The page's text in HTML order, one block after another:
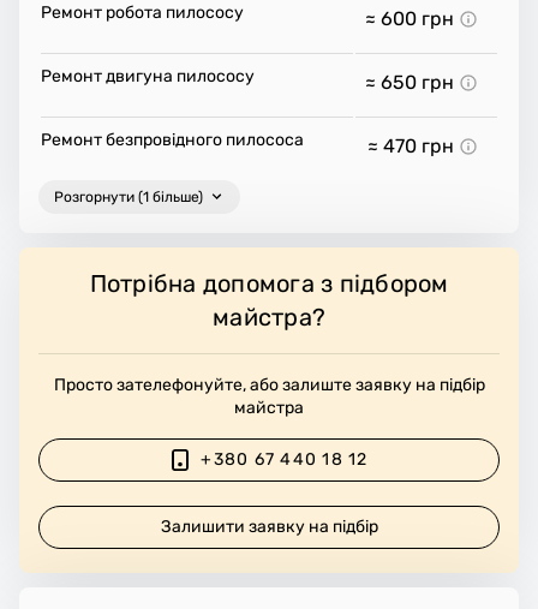
Ремонт робота пилососу ≈ 600 грн
Ремонт двигуна пилососу ≈ 650 грн
Ремонт безпровідного пилососа ≈ 470 грн
Розгорнути (1 більше)
Потрібна допомога з підбором
майстра?
Просто зателефонуйте, або залиште заявку на підбір
майстра
+380 67 440 18 12
Залишити заявку на підбір